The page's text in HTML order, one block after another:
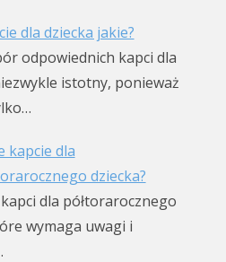
dla dziecka jakie?
odpowiednich kapci dla
istotny, ponieważ
kapcie dla
dziecka?
dla półtorarocznego
wymaga uwagi i